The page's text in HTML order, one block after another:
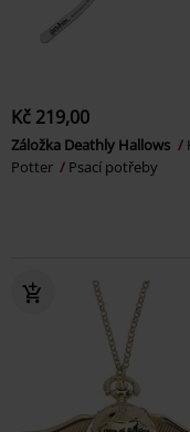
Kč 219,00
Záložka Deathly Hallows
Potter
Psací potřeby